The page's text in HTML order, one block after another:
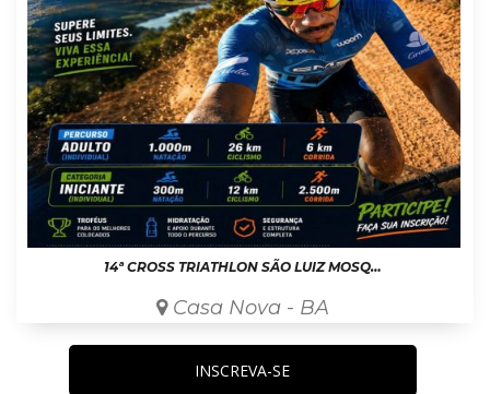
14ª CROSS TRIATHLON SÃO LUIZ MOSQUITO
Casa Nova - BA
INSCREVA-SE